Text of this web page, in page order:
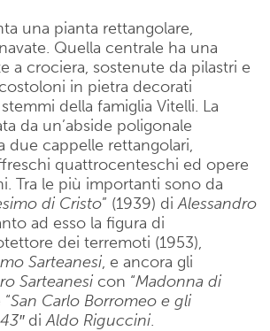
una pianta rettangolare,
Quella centrale ha una
a crociera, sostenute da pilastri e
in pietra decorati
della famiglia Vitelli. La
da un’abside poligonale
due cappelle rettangolari,
quattrocenteschi ed opere
Tra le più importanti sono da
di Cristo” (1939) diAlessandro
ad esso la figura di
dei terremoti (1953),
Sarteanesi, e ancora gli
Sarteanesi con “Madonna di
San Carlo Borromeo e gli
diAldo Riguccini.